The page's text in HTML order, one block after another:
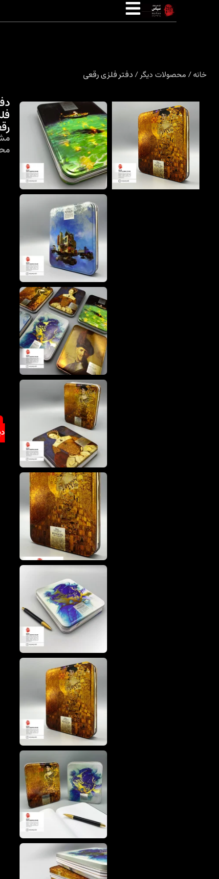
دیگر/ دفتر فلزی رقعی
دفتر
فلزی
رقعی
مشخصات
محصول:
ابعاد:
رقعی
(۲۰*۱۶
سانتی‌متر)
نوع
کاغذ:
تحریر
سفید+
کرافت+
نقطه‌چین+
مشکی
خط‌دار
تعداد
صفحات:
۳۰۰
صفحه
قیمت:
۶۰۰/۰۰۰
محصولات
دیگر